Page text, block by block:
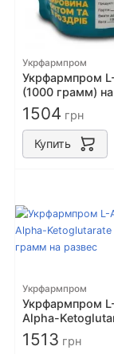
Укрфармпром
Укрфармпром
(1000 грамм)
1504 грн
Купить
Укрфармпром
Укрфармпром
Alpha-
(AAKG) 1 кг
развес
1513 грн